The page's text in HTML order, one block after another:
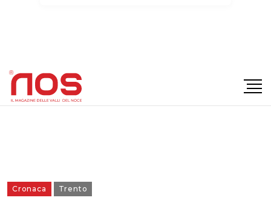
Cronaca Trento